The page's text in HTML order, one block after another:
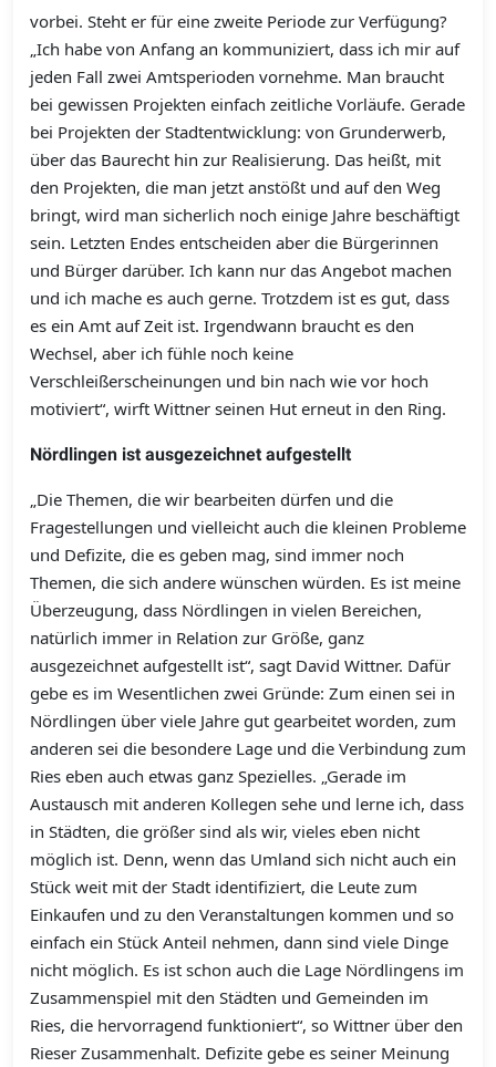
vorbei. Steht er für eine zweite Periode zur Verfügung?
„Ich habe von Anfang an kommuniziert, dass ich mir auf
jeden Fall zwei Amtsperioden vornehme. Man braucht
bei gewissen Projekten einfach zeitliche Vorläufe. Gerade
bei Projekten der Stadtentwicklung: von Grunderwerb,
über das Baurecht hin zur Realisierung. Das heißt, mit
den Projekten, die man jetzt anstößt und auf den Weg
bringt, wird man sicherlich noch einige Jahre beschäftigt
sein. Letzten Endes entscheiden aber die Bürgerinnen
und Bürger darüber. Ich kann nur das Angebot machen
und ich mache es auch gerne. Trotzdem ist es gut, dass
es ein Amt auf Zeit ist. Irgendwann braucht es den
Wechsel, aber ich fühle noch keine
Verschleißerscheinungen und bin nach wie vor hoch
motiviert“, wirft Wittner seinen Hut erneut in den Ring.
Nördlingen ist ausgezeichnet aufgestellt
„Die Themen, die wir bearbeiten dürfen und die
Fragestellungen und vielleicht auch die kleinen Probleme
und Defizite, die es geben mag, sind immer noch
Themen, die sich andere wünschen würden. Es ist meine
Überzeugung, dass Nördlingen in vielen Bereichen,
natürlich immer in Relation zur Größe, ganz
ausgezeichnet aufgestellt ist“, sagt David Wittner. Dafür
gebe es im Wesentlichen zwei Gründe: Zum einen sei in
Nördlingen über viele Jahre gut gearbeitet worden, zum
anderen sei die besondere Lage und die Verbindung zum
Ries eben auch etwas ganz Spezielles. „Gerade im
Austausch mit anderen Kollegen sehe und lerne ich, dass
in Städten, die größer sind als wir, vieles eben nicht
möglich ist. Denn, wenn das Umland sich nicht auch ein
Stück weit mit der Stadt identifiziert, die Leute zum
Einkaufen und zu den Veranstaltungen kommen und so
einfach ein Stück Anteil nehmen, dann sind viele Dinge
nicht möglich. Es ist schon auch die Lage Nördlingens im
Zusammenspiel mit den Städten und Gemeinden im
Ries, die hervorragend funktioniert“, so Wittner über den
Rieser Zusammenhalt. Defizite gebe es seiner Meinung